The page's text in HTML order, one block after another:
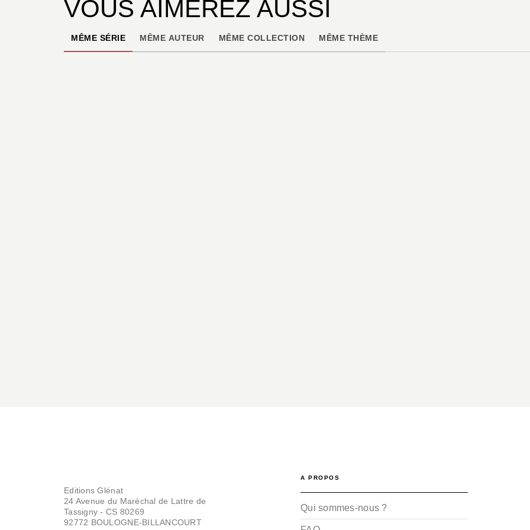
VOUS AIMEREZ AUSSI
MÊME SÉRIE MÊME AUTEUR MÊME COLLECTION MÊME THÈME
Editions Glénat
24 Avenue du Maréchal de Lattre de
Tassigny - CS 80269
92772 BOULOGNE-BILLANCOURT
A PROPOS
Qui sommes-nous ?